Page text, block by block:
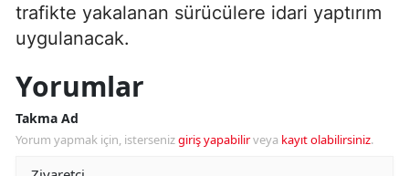
trafikte yakalanan sürücülere idari yaptırım
uygulanacak.
Yorumlar
Takma Ad
Yorum yapmak için, istersenizgiriş yapabilirveya kayıt olabilirsiniz.